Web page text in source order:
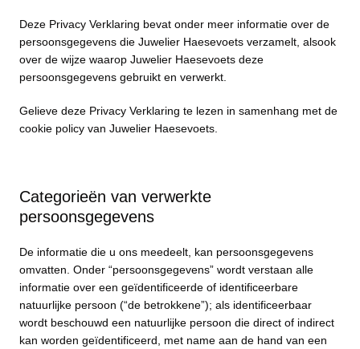
Deze Privacy Verklaring bevat onder meer informatie over de
persoonsgegevens die Juwelier Haesevoets verzamelt, alsook
over de wijze waarop Juwelier Haesevoets deze
persoonsgegevens gebruikt en verwerkt.
Gelieve deze Privacy Verklaring te lezen in samenhang met de
cookie policy van Juwelier Haesevoets.
Categorieën van verwerkte
persoonsgegevens
De informatie die u ons meedeelt, kan persoonsgegevens
omvatten. Onder “persoonsgegevens” wordt verstaan alle
informatie over een geïdentificeerde of identificeerbare
natuurlijke persoon (“de betrokkene”); als identificeerbaar
wordt beschouwd een natuurlijke persoon die direct of indirect
kan worden geïdentificeerd, met name aan de hand van een